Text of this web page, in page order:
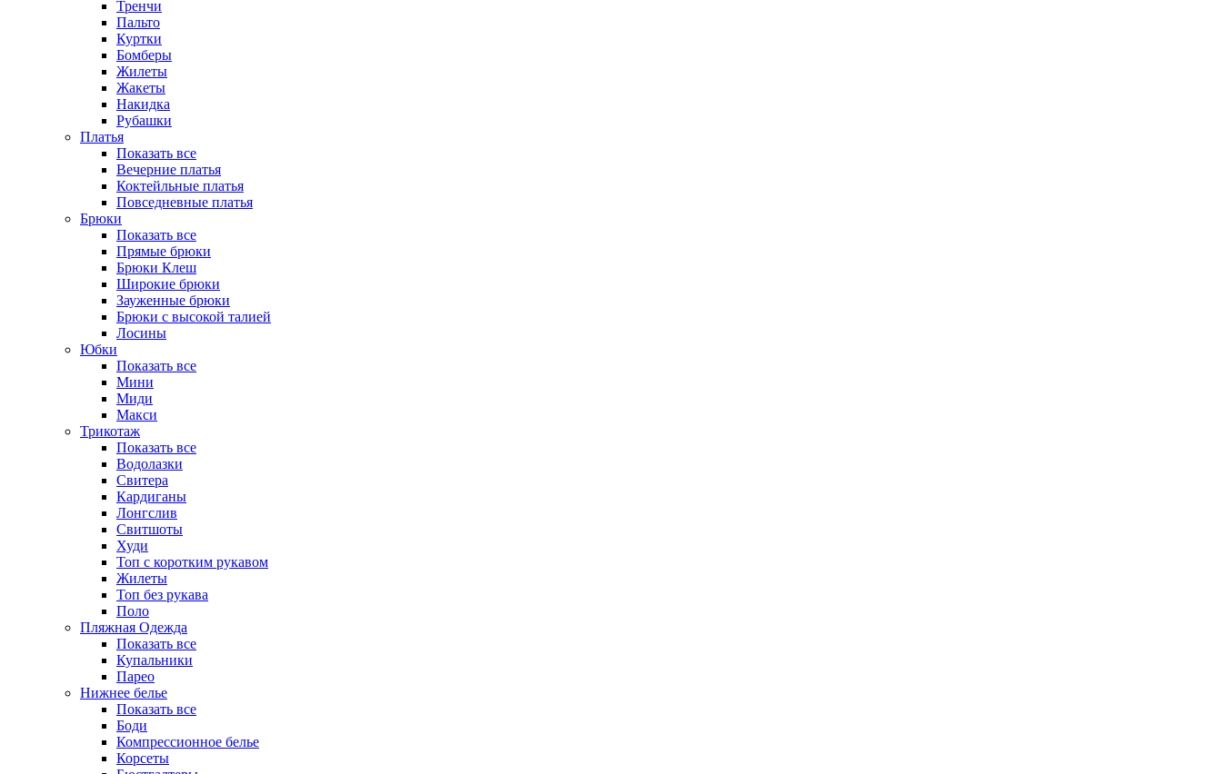
Тренчи
Пальто
Куртки
Бомберы
Жилеты
Жакеты
Накидка
Рубашки
Платья
Показать все
Вечерние платья
Коктейльные платья
Повседневные платья
Брюки
Показать все
Прямые брюки
Брюки Клеш
Широкие брюки
Зауженные брюки
Брюки с высокой талией
Лосины
Юбки
Показать все
Мини
Миди
Макси
Трикотаж
Показать все
Водолазки
Свитера
Кардиганы
Лонгслив
Свитшоты
Худи
Топ с коротким рукавом
Жилеты
Топ без рукава
Поло
Пляжная Одежда
Показать все
Купальники
Парео
Нижнее белье
Показать все
Боди
Компрессионное белье
Корсеты